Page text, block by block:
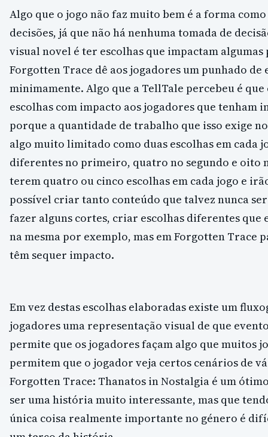
Algo que o jogo não faz muito bem é a forma
decisões, já que não há nenhuma tomada de
visual novel é ter escolhas que impactam
Forgotten Trace dê aos jogadores um punhado
minimamente. Algo que a TellTale percebeu é
escolhas com impacto aos jogadores que tenham
porque a quantidade de trabalho que isso exige
algo muito limitado como duas escolhas em cada
diferentes no primeiro, quatro no segundo e oito
terem quatro ou cinco escolhas em cada jogo e
possível criar tanto conteúdo que talvez nunca
fazer alguns cortes, criar escolhas diferentes que
na mesma por exemplo, mas em Forgotten Trace
têm sequer impacto.
Em vez destas escolhas elaboradas existe um
jogadores uma representação visual de que
permite que os jogadores façam algo que muitos
permitem que o jogador veja certos cenários de
Forgotten Trace: Thanatos in Nostalgia é um
ser uma história muito interessante, mas que
única coisa realmente importante no género é